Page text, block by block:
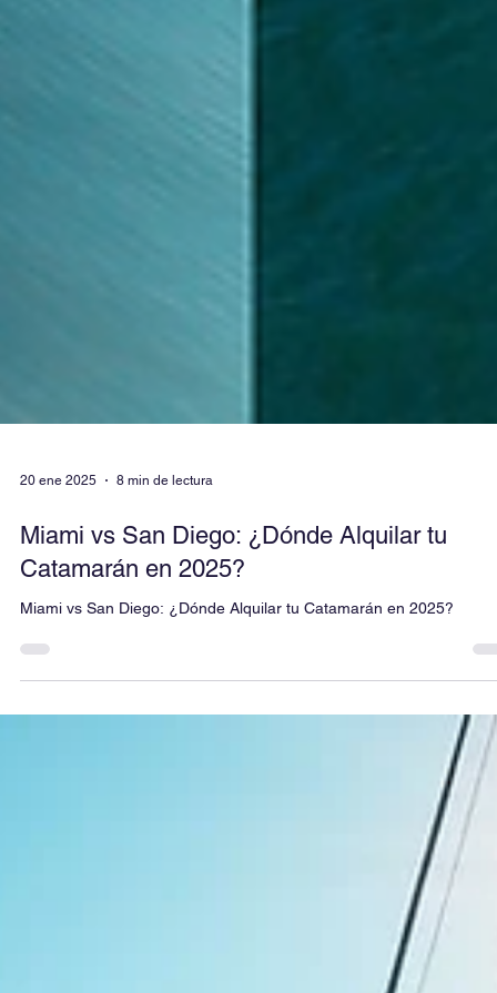
20 ene 2025
Miami vs San Diego: ¿Dónde Alquilar tu Catamarán en 2025?